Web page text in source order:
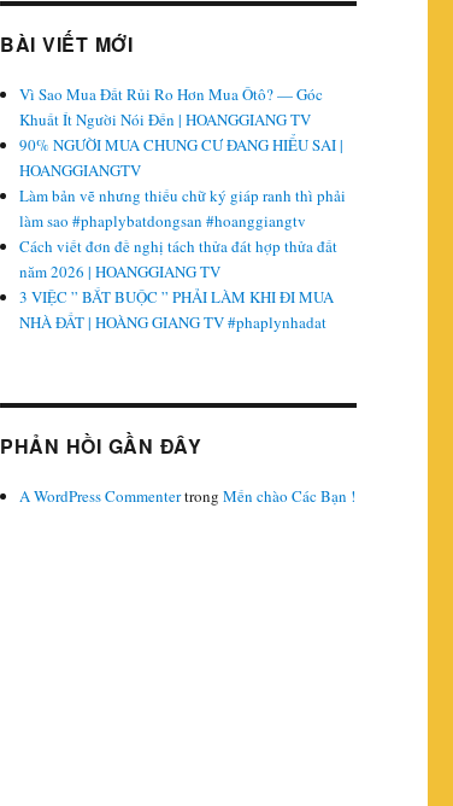
BÀI VIẾT MỚI
Vì Sao Mua Đất Rủi Ro Hơn Mua Ôtô? — Góc
Khuất Ít Người Nói Đến | HOANGGIANG TV
90% NGƯỜI MUA CHUNG CƯ ĐANG HIỂU SAI |
HOANGGIANGTV
Làm bản vẽ nhưng thiếu chữ ký giáp ranh thì phải
làm sao #phaplybatdongsan #hoanggiangtv
Cách viết đơn đề nghị tách thửa đát hợp thửa đất
năm 2026 | HOANGGIANG TV
3 VIỆC ” BẮT BUỘC ” PHẢI LÀM KHI ĐI MUA
NHÀ ĐẤT | HOÀNG GIANG TV #phaplynhadat
PHẢN HỒI GẦN ĐÂY
A WordPress CommentertrongMến chào Các Bạn !